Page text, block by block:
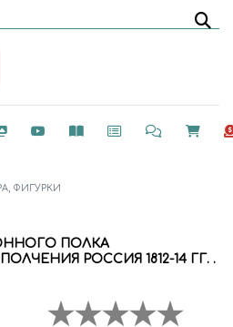
ФИГУРКИ
ПОЛКА
РОССИЯ 1812-14 ГГ. .